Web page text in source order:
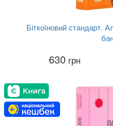
Біткоїновий стандарт.
Язык:
630 грн